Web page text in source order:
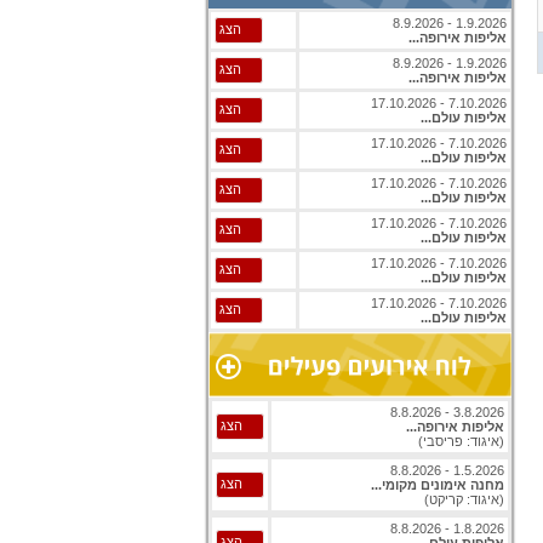
1.9.2026 - 8.9.2026
אליפות אירופה...
הצג
1.9.2026 - 8.9.2026
אליפות אירופה...
הצג
7.10.2026 - 17.10.2026
אליפות עולם...
הצג
7.10.2026 - 17.10.2026
אליפות עולם...
הצג
7.10.2026 - 17.10.2026
אליפות עולם...
הצג
7.10.2026 - 17.10.2026
אליפות עולם...
הצג
7.10.2026 - 17.10.2026
אליפות עולם...
הצג
7.10.2026 - 17.10.2026
אליפות עולם...
הצג
אליפות אירופה...
(איגוד: פריסבי)
הצג
מחנה אימונים מקומי...
(איגוד: קריקט)
הצג
אליפות עולם...
הצג